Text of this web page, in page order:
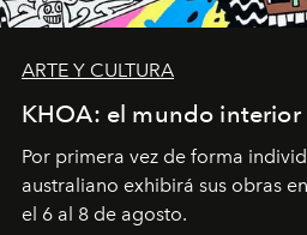
ARTE Y CULTURA
KHOA: el mundo interior
Por primera vez de forma
australiano exhibirá sus obras
el 6 al 8 de agosto.